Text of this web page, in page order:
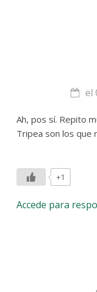
el
Ah, pos sí. Repito
Tripea son los que
+1
Accede para